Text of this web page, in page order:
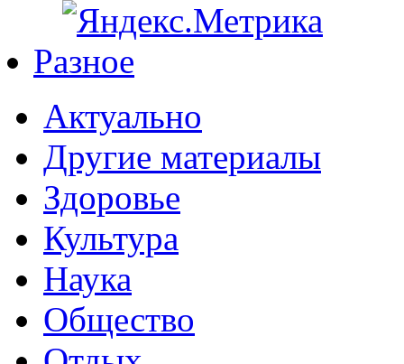
Разное
Актуально
Другие материалы
Здоровье
Культура
Наука
Общество